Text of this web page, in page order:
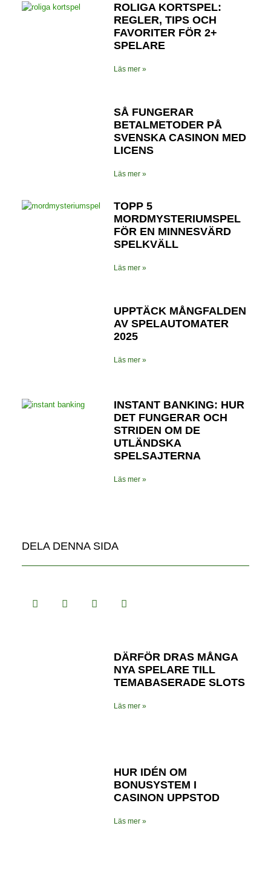
ROLIGA KORTSPEL:
REGLER, TIPS OCH
FAVORITER FÖR 2+
SPELARE
Läs mer »
SÅ FUNGERAR
BETALMETODER PÅ
SVENSKA CASINON MED
LICENS
Läs mer »
TOPP 5
MORDMYSTERIUMSPEL
FÖR EN MINNESVÄRD
SPELKVÄLL
Läs mer »
UPPTÄCK MÅNGFALDEN
AV SPELAUTOMATER
2025
Läs mer »
INSTANT BANKING: HUR
DET FUNGERAR OCH
STRIDEN OM DE
UTLÄNDSKA
SPELSAJTERNA
Läs mer »
DELA DENNA SIDA
DÄRFÖR DRAS MÅNGA
NYA SPELARE TILL
TEMABASERADE SLOTS
Läs mer »
HUR IDÉN OM
BONUSYSTEM I
CASINON UPPSTOD
Läs mer »